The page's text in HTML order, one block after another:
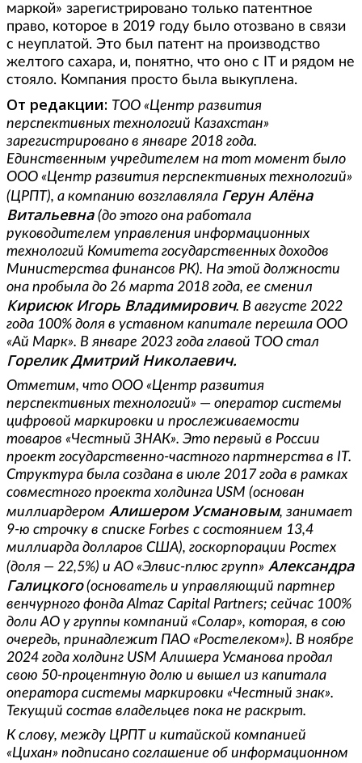
маркой» зарегистрировано только патентное
право, которое в 2019 году было отозвано в связи
с неуплатой. Это был патент на производство
желтого сахара, и, понятно, что оно с IT и рядом не
стояло. Компания просто была выкуплена.
От редакции: ТОО «Центр развития
перспективных технологий Казахстан»
зарегистрировано в январе 2018 года.
Единственным учредителем на тот момент было
ООО «Центр развития перспективных технологий»
(ЦРПТ), а компанию возглавляла Герун Алёна
Витальевна (до этого она работала
руководителем управления информационных
технологий Комитета государственных доходов
Министерства финансов РК). На этой должности
она пробыла до 26 марта 2018 года, ее сменил
Кирисюк Игорь Владимирович. В августе 2022
года 100% доля в уставном капитале перешла ООО
«Ай Марк». В январе 2023 года главой ТОО стал
Горелик Дмитрий Николаевич.
Отметим, что ООО «Центр развития
перспективных технологий» — оператор системы
цифровой маркировки и прослеживаемости
товаров «Честный ЗНАК». Это первый в России
проект государственно-частного партнерства в IT.
Структура была создана в июле 2017 года в рамках
совместного проекта холдинга USM (основан
миллиардером Алишером Усмановым, занимает
9-ю строчку в списке Forbes с состоянием 13,4
миллиарда долларов США), госкорпорации Ростех
(доля — 22,5%) и АО «Элвис-плюс групп» Александра
Галицкого(основатель и управляющий партнер
венчурного фонда Almaz Capital Partners; сейчас 100%
доли АО у группы компаний «Солар», которая, в сою
очередь, принадлежит ПАО «Ростелеком»). В ноябре
2024 года холдинг USM Алишера Усманова продал
свою 50-процентную долю и вышел из капитала
оператора системы маркировки «Честный знак».
Текущий состав владельцев пока не раскрыт.
К слову, между ЦРПТ и китайской компанией
«Цихан» подписано соглашение об информационном